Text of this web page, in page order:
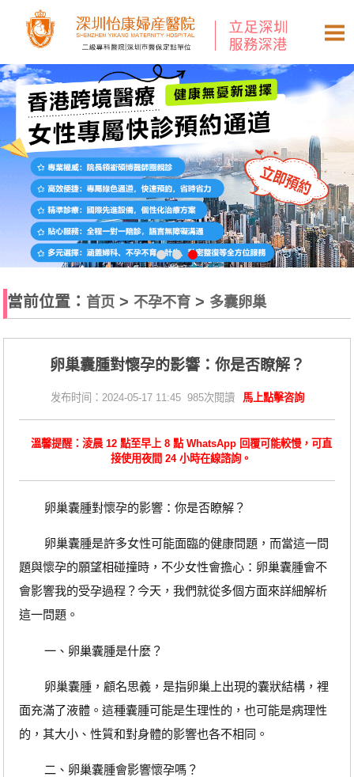
當前位置： 首页 > 不孕不育 > 多囊卵巢
卵巢囊腫對懷孕的影響：你是否瞭解？
发布时间：2024-05-17 11:45 985次閱讀 馬上點擊咨詢
溫馨提醒：淩晨 12 點至早上 8 點 WhatsApp 回覆可能較慢，可直
接使用夜間 24 小時在線諮詢。
卵巢囊腫對懷孕的影響：你是否瞭解？
卵巢囊腫是許多女性可能面臨的健康問題，而當這一問
題與懷孕的願望相碰撞時，不少女性會擔心：卵巢囊腫會不
會影響我的受孕過程？今天，我們就從多個方面來詳細解析
這一問題。
一、卵巢囊腫是什麼？
卵巢囊腫，顧名思義，是指卵巢上出現的囊狀結構，裡
面充滿了液體。這種囊腫可能是生理性的，也可能是病理性
的，其大小、性質和對身體的影響也各不相同。
二、卵巢囊腫會影響懷孕嗎？